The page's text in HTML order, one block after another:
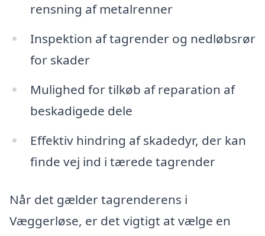
rensning af metalrenner
Inspektion af tagrender og nedløbsrør
for skader
Mulighed for tilkøb af reparation af
beskadigede dele
Effektiv hindring af skadedyr, der kan
finde vej ind i tærede tagrender
Når det gælder tagrenderens i
Væggerløse, er det vigtigt at vælge en